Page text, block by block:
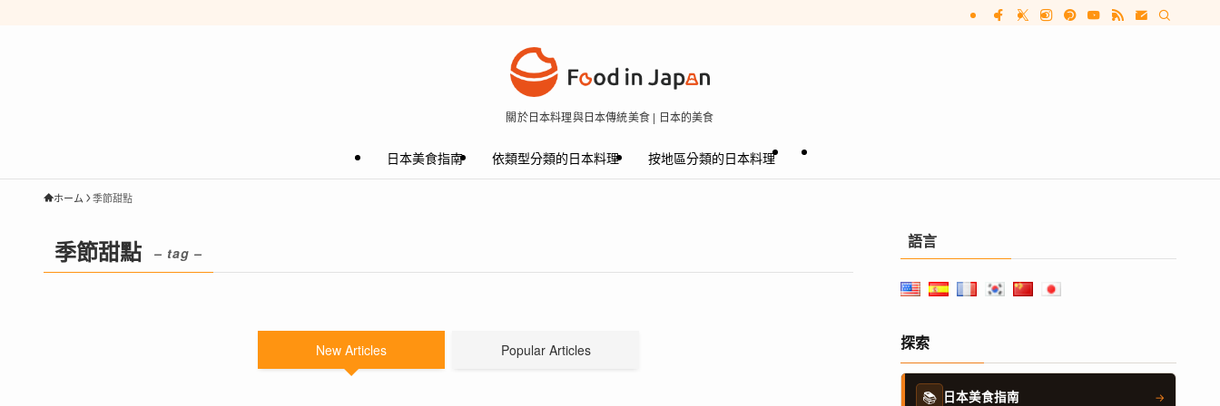
關於日本料理與日本傳統美食 | 日本的美食
日本美食指南 依類型分類的日本料理 按地區分類的日本料理
ホーム 季節甜點
季節甜點 – tag –
New Articles Popular Articles
語言
探索
📚 日本美食指南 →